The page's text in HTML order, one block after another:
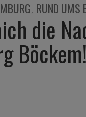
, RUND UMS
die
Böckem!